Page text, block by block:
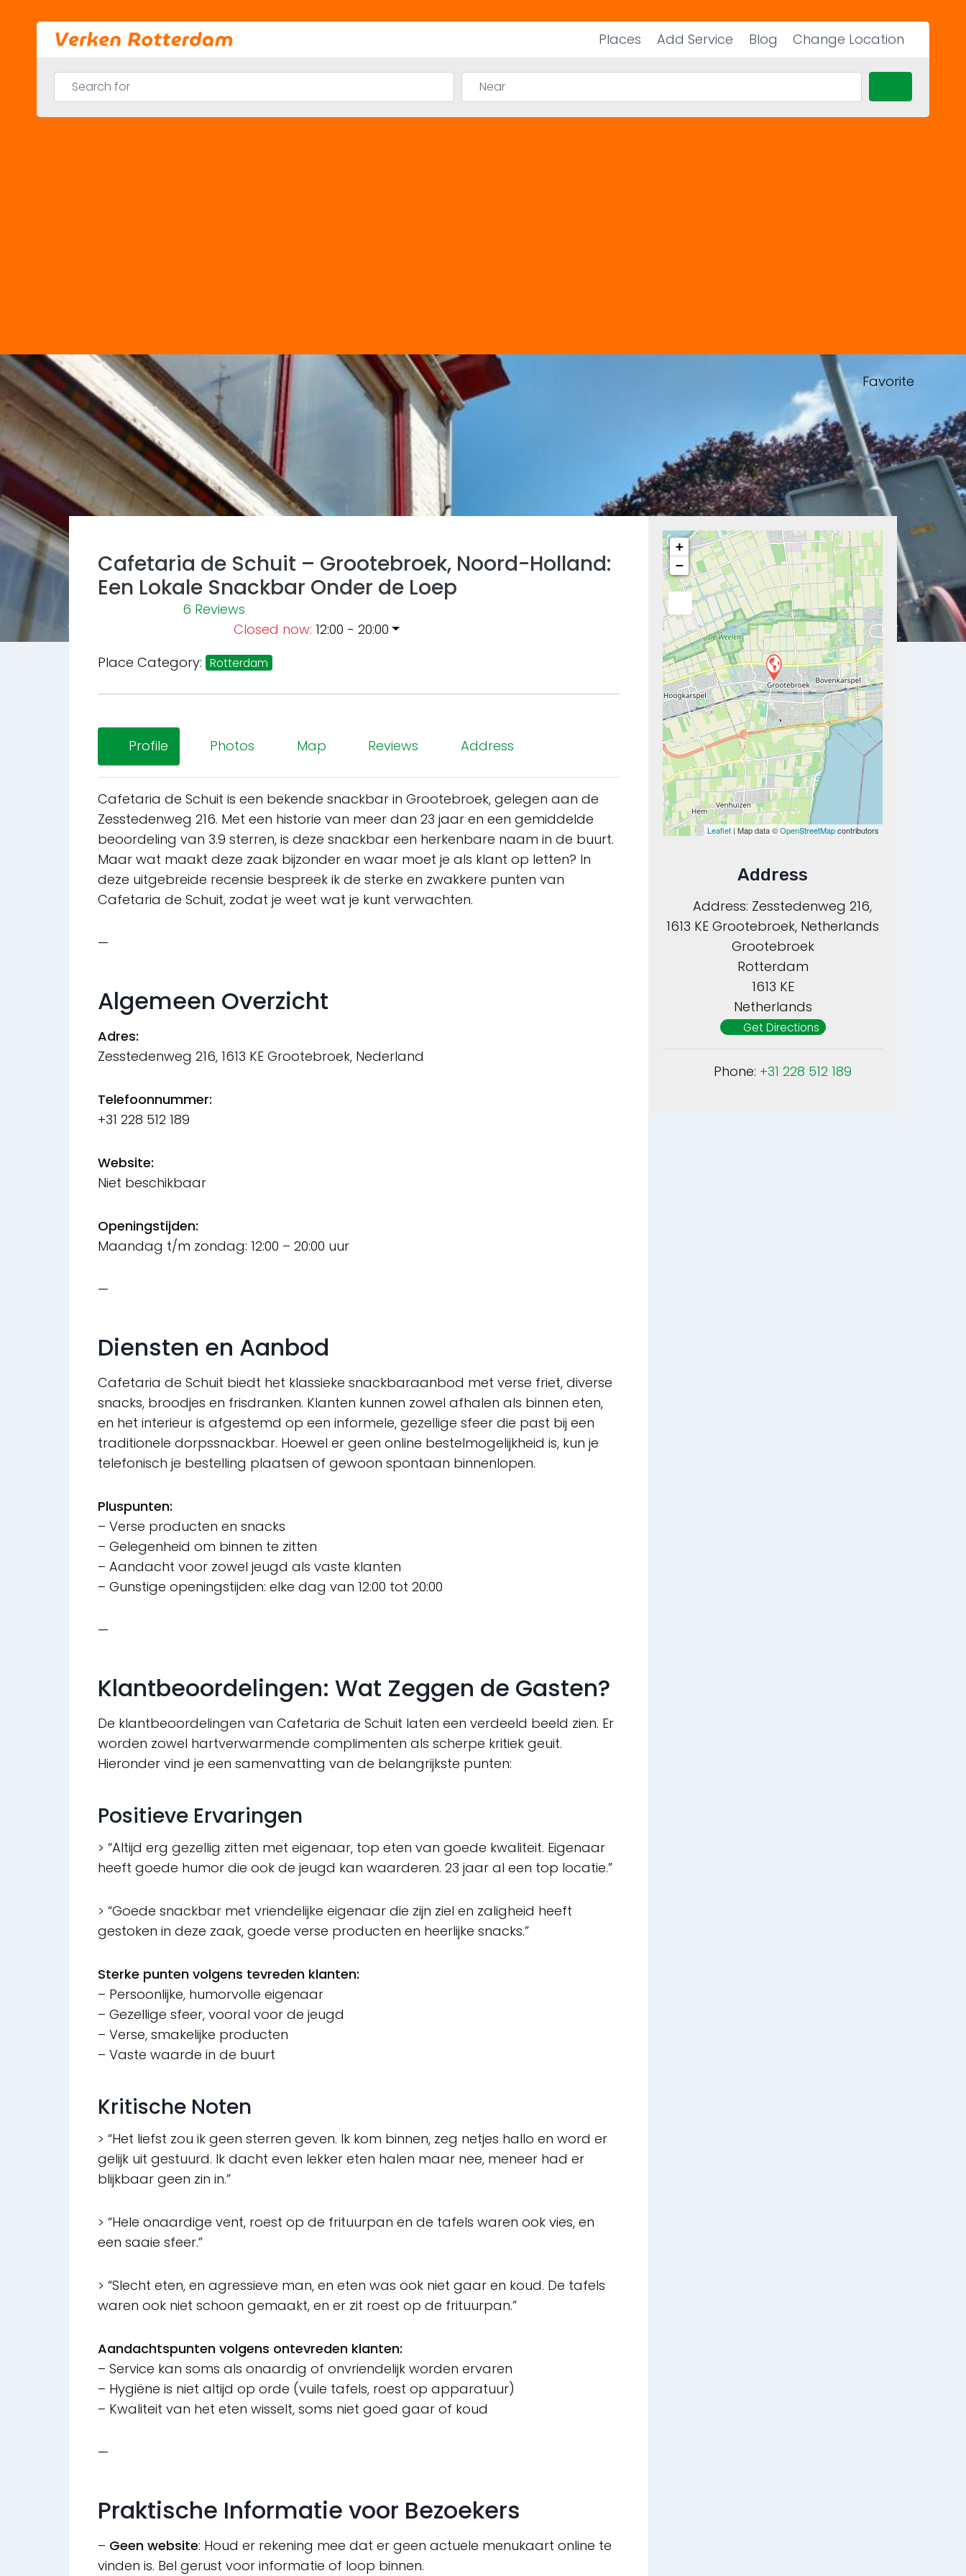
Places Add Service Blog Change Location
Search for Near
Favorite
Next
Cafetaria de Schuit – Grootebroek, Noord-Holland:
Een Lokale Snackbar Onder de Loep
6 Reviews
Closed now: 12:00 - 20:00
Place Category: Rotterdam
Profile Photos Map Reviews Address
Cafetaria de Schuit is een bekende snackbar in Grootebroek, gelegen aan de
Zesstedenweg 216. Met een historie van meer dan 23 jaar en een gemiddelde
beoordeling van 3.9 sterren, is deze snackbar een herkenbare naam in de buurt.
Maar wat maakt deze zaak bijzonder en waar moet je als klant op letten? In
deze uitgebreide recensie bespreek ik de sterke en zwakkere punten van
Cafetaria de Schuit, zodat je weet wat je kunt verwachten.
—
Algemeen Overzicht
Adres:
Zesstedenweg 216, 1613 KE Grootebroek, Nederland
Telefoonnummer:
+31 228 512 189
Website:
Niet beschikbaar
Openingstijden:
Maandag t/m zondag: 12:00 – 20:00 uur
—
Diensten en Aanbod
Cafetaria de Schuit biedt het klassieke snackbaraanbod met verse friet, diverse
snacks, broodjes en frisdranken. Klanten kunnen zowel afhalen als binnen eten,
en het interieur is afgestemd op een informele, gezellige sfeer die past bij een
traditionele dorpssnackbar. Hoewel er geen online bestelmogelijkheid is, kun je
telefonisch je bestelling plaatsen of gewoon spontaan binnenlopen.
Pluspunten:
– Verse producten en snacks
– Gelegenheid om binnen te zitten
– Aandacht voor zowel jeugd als vaste klanten
– Gunstige openingstijden: elke dag van 12:00 tot 20:00
—
Klantbeoordelingen: Wat Zeggen de Gasten?
De klantbeoordelingen van Cafetaria de Schuit laten een verdeeld beeld zien. Er
worden zowel hartverwarmende complimenten als scherpe kritiek geuit.
Hieronder vind je een samenvatting van de belangrijkste punten:
Positieve Ervaringen
> “Altijd erg gezellig zitten met eigenaar, top eten van goede kwaliteit. Eigenaar
heeft goede humor die ook de jeugd kan waarderen. 23 jaar al een top locatie.”
> “Goede snackbar met vriendelijke eigenaar die zijn ziel en zaligheid heeft
gestoken in deze zaak, goede verse producten en heerlijke snacks.”
Sterke punten volgens tevreden klanten:
– Persoonlijke, humorvolle eigenaar
– Gezellige sfeer, vooral voor de jeugd
– Verse, smakelijke producten
– Vaste waarde in de buurt
Kritische Noten
> “Het liefst zou ik geen sterren geven. Ik kom binnen, zeg netjes hallo en word er
gelijk uit gestuurd. Ik dacht even lekker eten halen maar nee, meneer had er
blijkbaar geen zin in.”
> “Hele onaardige vent, roest op de frituurpan en de tafels waren ook vies, en
een saaie sfeer.”
> “Slecht eten, en agressieve man, en eten was ook niet gaar en koud. De tafels
waren ook niet schoon gemaakt, en er zit roest op de frituurpan.”
Aandachtspunten volgens ontevreden klanten:
– Service kan soms als onaardig of onvriendelijk worden ervaren
– Hygiëne is niet altijd op orde (vuile tafels, roest op apparatuur)
– Kwaliteit van het eten wisselt, soms niet goed gaar of koud
—
Praktische Informatie voor Bezoekers
– Geen website: Houd er rekening mee dat er geen actuele menukaart online te
vinden is. Bel gerust voor informatie of loop binnen.
+
−
Leaflet| Map data ©OpenStreetMapcontributors
Address
Address: Zesstedenweg 216,
1613 KE Grootebroek, Netherlands
Grootebroek
Rotterdam
1613 KE
Netherlands
Get Directions
Phone: +31 228 512 189